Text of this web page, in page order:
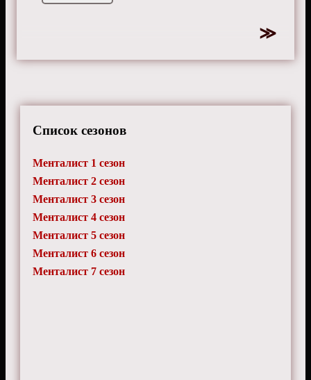
Список сезонов
Менталист 1 сезон
Менталист 2 сезон
Менталист 3 сезон
Менталист 4 сезон
Менталист 5 сезон
Менталист 6 сезон
Менталист 7 сезон